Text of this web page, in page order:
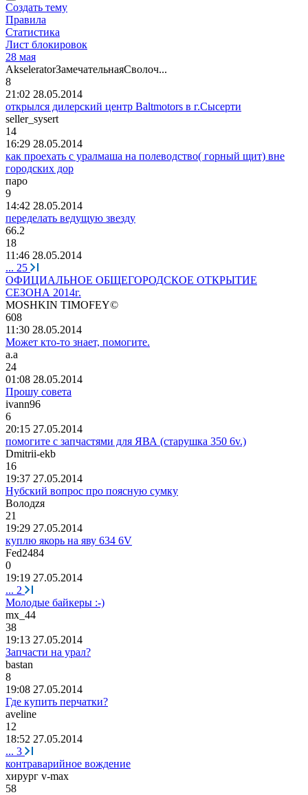
Создать тему
Правила
Статистика
Лист блокировок
28 мая
AkseleratorЗамечательнаяСволоч...
8
21:02 28.05.2014
открылся дилерский центр Baltmotors в г.Сысерти
seller_sysert
14
16:29 28.05.2014
как проехать с уралмаша на полеводство( горный щит) вне
городских дор
паро
9
14:42 28.05.2014
переделать ведущую звезду
66.2
18
11:46 28.05.2014
... 25
ОФИЦИАЛЬНОЕ ОБЩЕГОРОДСКОЕ ОТКРЫТИЕ
СЕЗОНА 2014г.
MOSHKIN TIMOFEY©
608
11:30 28.05.2014
Может кто-то знает, помогите.
a.a
24
01:08 28.05.2014
Прошу совета
ivann96
6
20:15 27.05.2014
помогите с запчастями для ЯВА (старушка 350 6v.)
Dmitrii-ekb
16
19:37 27.05.2014
Нубский вопрос про поясную сумку
Володzя
21
19:29 27.05.2014
куплю якорь на яву 634 6V
Fed2484
0
19:19 27.05.2014
... 2
Молодые байкеры :-)
mx_44
38
19:13 27.05.2014
Запчасти на урал?
bastan
8
19:08 27.05.2014
Где купить перчатки?
aveline
12
18:52 27.05.2014
... 3
контраварийное вождение
хирург v-max
58